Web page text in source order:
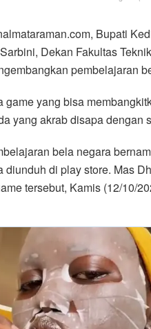
Bupati
Dekan Fakultas
pembelajaran
game yang bisa
yang akrab disapa dengan
bela negara
diunduh di play store. Mas
tersebut, Kamis (12/10/